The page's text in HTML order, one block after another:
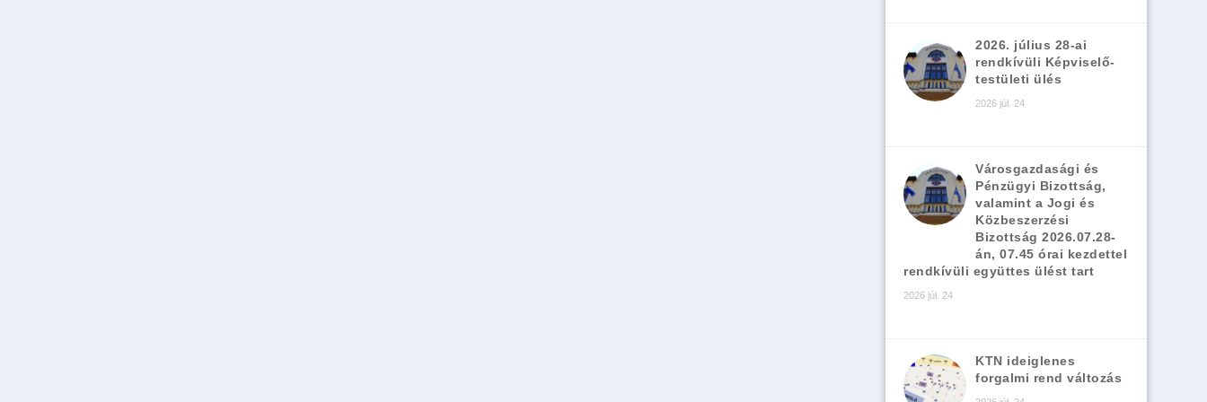
2026. július 28-ai
rendkívüli Képviselő-
testületi ülés
2026 júl. 24
Városgazdasági és
Pénzügyi Bizottság,
valamint a Jogi és
Közbeszerzési
Bizottság 2026.07.28-
án, 07.45 órai kezdettel
rendkívüli együttes ülést tart
2026 júl. 24
KTN ideiglenes
forgalmi rend változás